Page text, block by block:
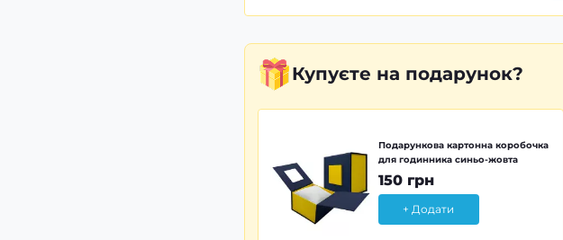
Купуєте на подарунок?
Подарункова картонна коробочка
для годинника синьо-жовта
150 грн
+ Додати